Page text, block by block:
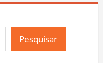
Pesquisar